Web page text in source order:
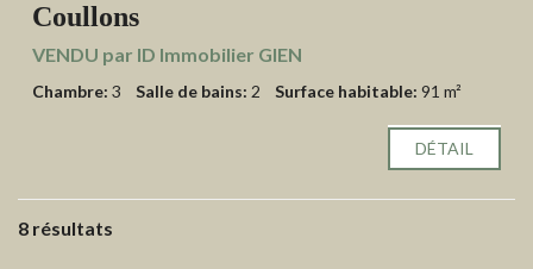
Coullons
VENDU par ID Immobilier GIEN
Chambre: 3 Salle de bains: 2 Surface habitable: 91 m²
DÉTAIL
8 résultats